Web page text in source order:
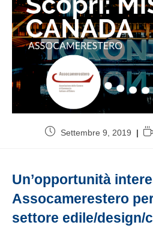
Settembre 9, 2019
Un’opportunità
Assocamerestero
settore edile/design/